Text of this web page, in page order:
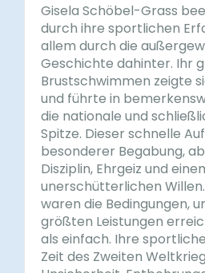
Gisela Schöbel-Grass
durch ihre sportlichen
allem durch die
Geschichte dahinter. Ihr
Brustschwimmen zeigte
und führte in
die nationale und
Spitze. Dieser schnelle
besonderer Begabung,
Disziplin, Ehrgeiz und
unerschütterlichen
waren die Bedingungen,
größten Leistungen
als einfach. Ihre
Zeit des Zweiten